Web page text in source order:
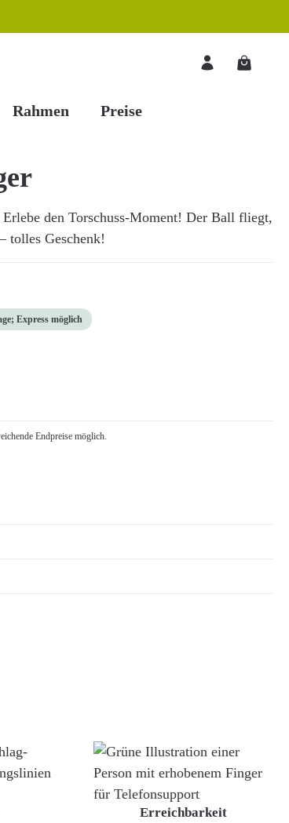
Rahmen Preise
den Torschuss-Moment! Der Ball fliegt,
tolles Geschenk!
Express möglich
Endpreise möglich.
Erreichbarkeit